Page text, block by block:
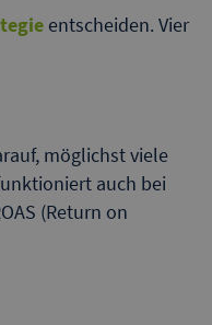
entscheiden. Vier
möglichst viele
auch bei
(Return on